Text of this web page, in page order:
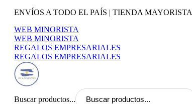
contenido
ENVÍOS A TODO EL PAÍS | TIENDA MAYORISTA
WEB MINORISTA
WEB MINORISTA
REGALOS EMPRESARIALES
REGALOS EMPRESARIALES
Buscar productos...